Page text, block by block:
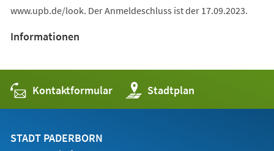
www.upb.de/look. Der Anmeldeschluss ist der 17.09.2023.
Informationen
Kontaktformular Stadtplan
(Öffnet
in
einem
STADT PADERBORN